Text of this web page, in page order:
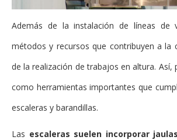
Además de la instalación de líneas de
métodos y recursos que contribuyen a la
de la realización de trabajos en altura.
como herramientas importantes que
escaleras y barandillas.
Las escaleras suelen incorporar